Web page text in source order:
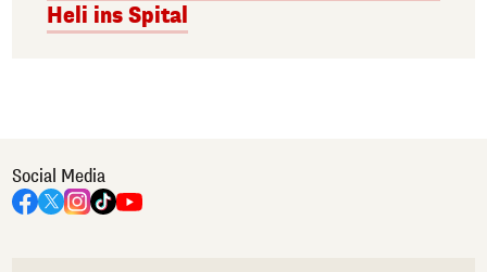
Heli ins Spital
Social Media